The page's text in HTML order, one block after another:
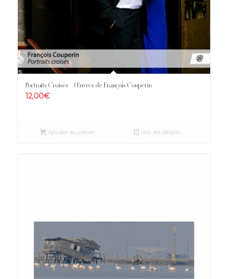
Portraits Croisés – Œuvres de François Couperin
12,00€
Ajouter au panier Voir les détails